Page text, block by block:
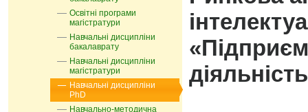
Освітні програми
магістратури
Навчальні дисципліни
бакалаврату
Навчальні дисципліни
магістратури
Навчальні дисципліни
PhD
Навчально-методична